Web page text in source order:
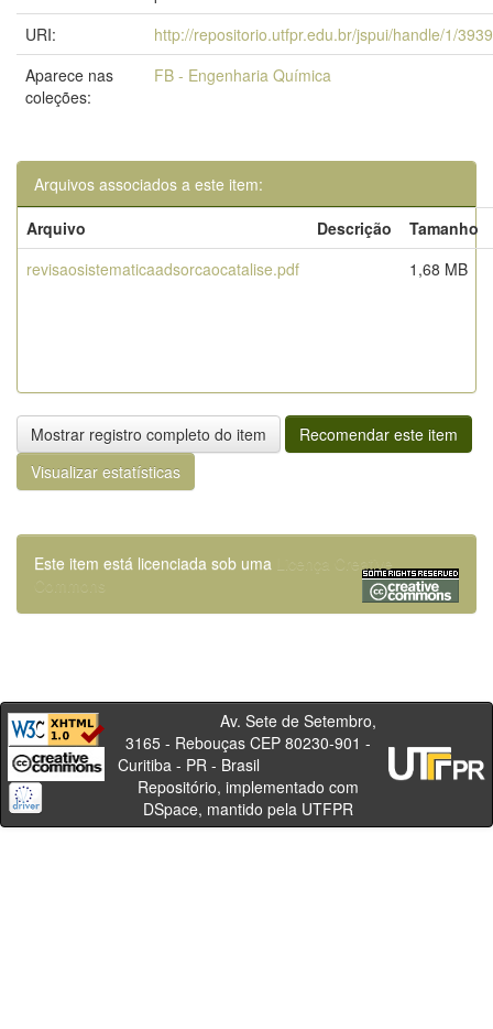
URI:
http://repositorio.utfpr.edu.br/jspui/handle/1/
Aparece nas
coleções:
FB - Engenharia Química
Arquivos associados a este item:
Arquivo
Descrição
Tamanho
revisaosistematicaadsorcaocatalise.pdf
1,68 MB
Mostrar registro completo do item
Recomendar este item
Visualizar estatísticas
Este item está licenciada sob uma
Licença Creative
Commons
Av. Sete de Setembro,
3165 - Rebouças CEP 80230-901 -
Curitiba - PR - Brasil
Repositório, implementado com
DSpace, mantido pela UTFPR